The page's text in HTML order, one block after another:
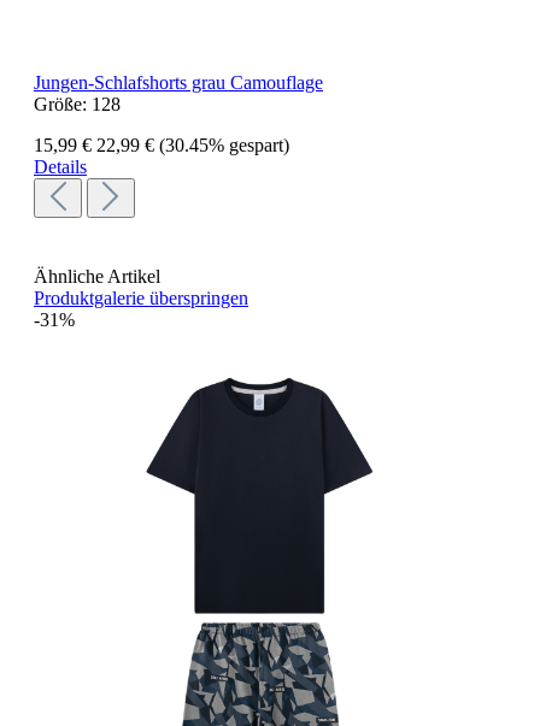
Jungen-Schlafshorts grau Camouflage
Größe: 128
15,99 € 22,99 € (30.45% gespart)
Details
Ähnliche Artikel
Produktgalerie überspringen
-31%